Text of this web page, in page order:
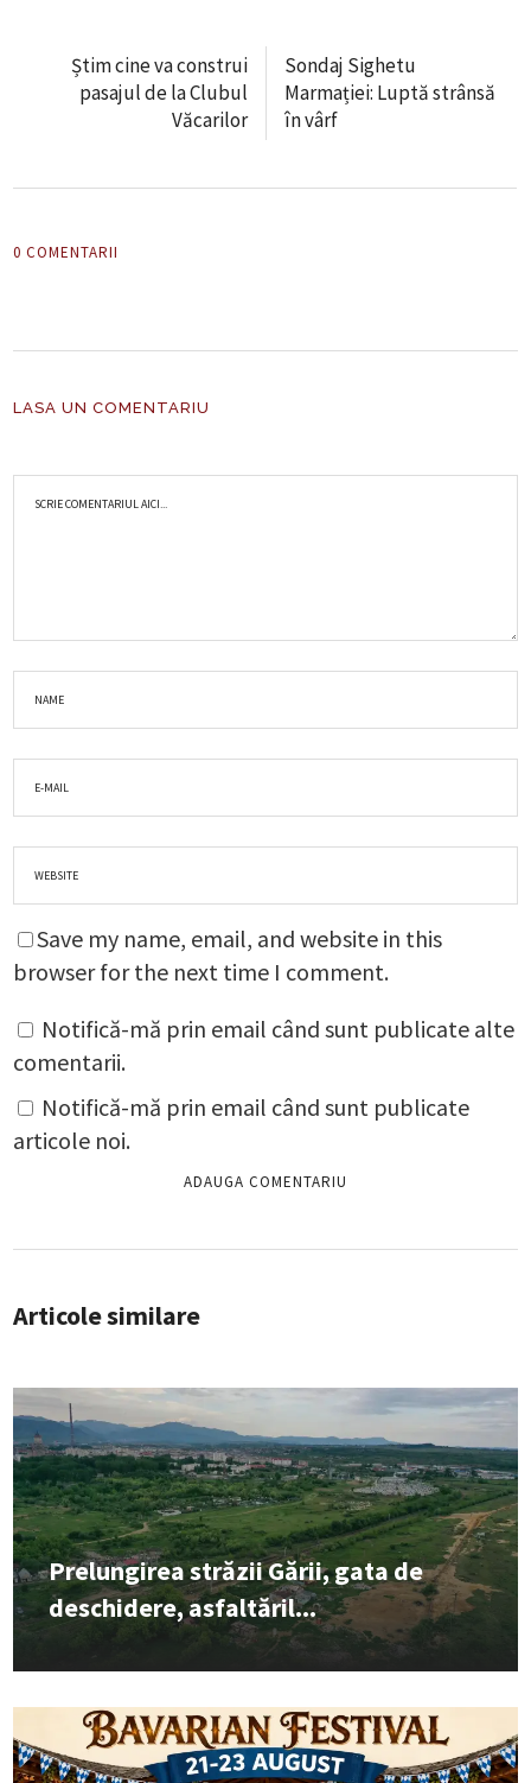
Știm cine va construi
pasajul de la Clubul
Văcarilor
Sondaj Sighetu
Marmației: Luptă strânsă
în vârf
0 COMENTARII
LASA UN COMENTARIU
Save my name, email, and website in this
browser for the next time I comment.
Notifică-mă prin email când sunt publicate alte
comentarii.
Notifică-mă prin email când sunt publicate
articole noi.
Articole similare
Prelungirea străzii Gării, gata de
deschidere, asfaltăril...